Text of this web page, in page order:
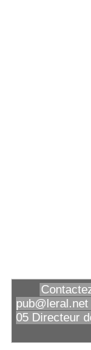
05 Directeur